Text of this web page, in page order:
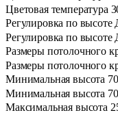
Цветовая температура
Регулировка по высоте
Регулировка по высоте
Размеры потолочного
Размеры потолочного
Минимальная высота
Минимальная высота
Максимальная высота